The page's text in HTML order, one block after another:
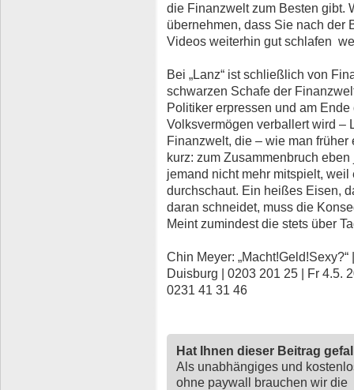
die Finanzwelt zum Besten gibt.
übernehmen, dass Sie nach der
Videos weiterhin gut schlafen
Bei „Lanz“ ist schließlich von
schwarzen Schafe der
Politiker erpressen und am
Volksvermögen verballert wird –
Finanzwelt, die – wie man
kurz: zum Zusammenbruch
jemand nicht mehr mitspielt,
durchschaut. Ein heißes Eisen,
daran schneidet, muss die
Meint zumindest die stets über
Chin Meyer:
Duisburg | 0203 201 25 | Fr 4.5.
0231 41 31 46
Hat Ihnen dieser Beitrag
Als unabhängiges und
ohne paywall brauchen wir die